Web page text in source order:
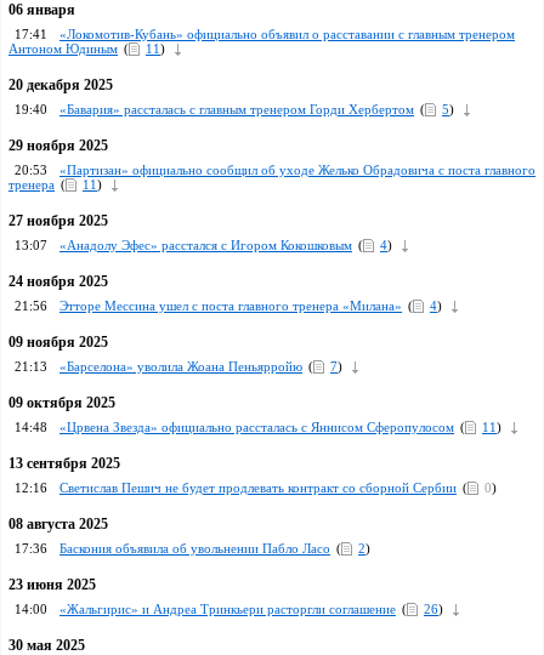
06 января
17:41
«Локомотив-Кубань» официально объявил о расставании с главным тренером
Антоном Юдиным ( 11)
20 декабря 2025
19:40 «Бавария» рассталась с главным тренером Горди Хербертом ( 5)
29 ноября 2025
20:53
«Партизан» официально сообщил об уходе Желько Обрадовича с поста главного
тренера ( 11)
27 ноября 2025
13:07 «Анадолу Эфес» расстался c Игором Кокошковым ( 4)
24 ноября 2025
21:56 Этторе Мессина ушел с поста главного тренера «Милана» ( 4)
09 ноября 2025
21:13 «Барселона» уволила Жоана Пеньярройю ( 7)
09 октября 2025
14:48 «Црвена Звезда» официально рассталась с Яннисом Сферопулосом ( 11)
13 сентября 2025
12:16 Светислав Пешич не будет продлевать контракт со сборной Сербии ( 0)
08 августа 2025
17:36 Баскония объявила об увольнении Пабло Ласо ( 2)
23 июня 2025
14:00 «Жальгирис» и Андреа Тринкьери расторгли соглашение ( 26)
30 мая 2025